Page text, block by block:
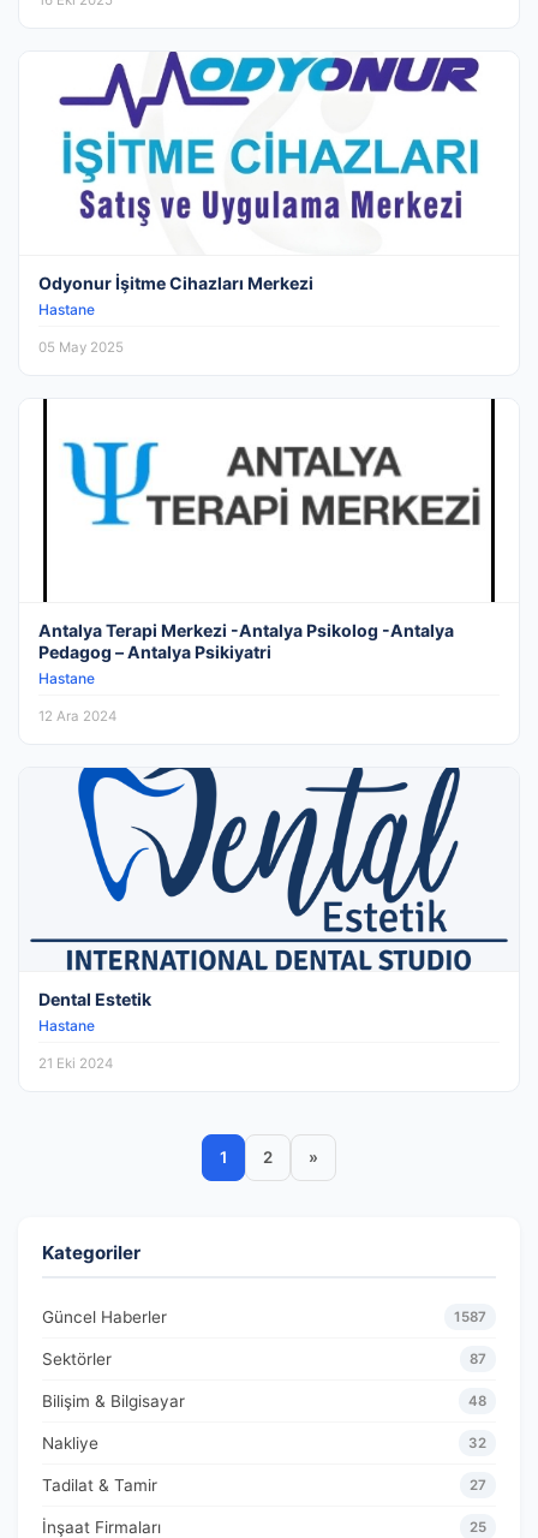
Odyonur İşitme Cihazları Merkezi
Hastane
05 May 2025
Antalya Terapi Merkezi -Antalya Psikolog -Antalya
Pedagog – Antalya Psikiyatri
Hastane
12 Ara 2024
Dental Estetik
Hastane
21 Eki 2024
1 2 »
Kategoriler
Güncel Haberler 1587
Sektörler 87
Bilişim & Bilgisayar 48
Nakliye 32
Tadilat & Tamir 27
İnşaat Firmaları 25